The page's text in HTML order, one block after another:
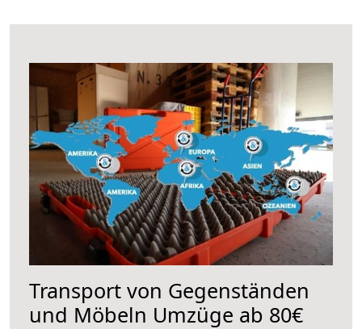
Transport von Gegenständen
und Möbeln Umzüge ab 80€